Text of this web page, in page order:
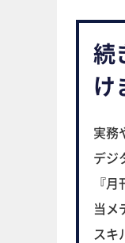
続
け
実務
デジ
『
当メ
スキ